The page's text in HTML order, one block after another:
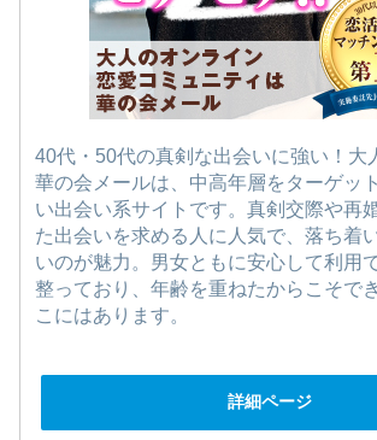
40代・50代の真剣な出会いに強い！大
華の会メールは、中高年層をターゲッ
い出会い系サイトです。真剣交際や再
た出会いを求める人に人気で、落ち着
いのが魅力。男女ともに安心して利用
整っており、年齢を重ねたからこそで
こにはあります。
詳細ページ